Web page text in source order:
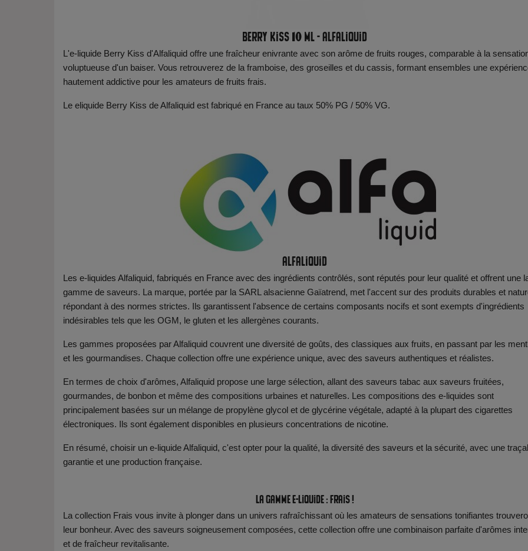
Berry Kiss 10 ml - Alfaliquid
L'e-liquide Berry Kiss d'Alfaliquid offre une fraîcheur enivrante avec son arôme de fruits rouges, comparable à la
voluptueuse d'un baiser. Vous retrouverez de la framboise, des groseilles et du cassis, formant ensembles une
hautement addictive pour les amateurs de fruits frais.
Le eliquide Berry Kiss de Alfaliquid est fabriqué en France au taux 50% PG / 50% VG.
Alfaliquid
Les e-liquides Alfaliquid, fabriqués en France avec des ingrédients contrôlés, sont réputés pour leur qualité et offrent une
gamme de saveurs. La marque, portée par la SARL alsacienne Gaïatrend, met l'accent sur des produits durables et
répondant à des normes strictes. Ils garantissent l'absence de certains composants nocifs et sont exempts d'ingrédients
indésirables tels que les OGM, le gluten et les allergènes courants.
Les gammes proposées par Alfaliquid couvrent une diversité de goûts, des classiques aux fruits, en passant par les
et les gourmandises. Chaque collection offre une expérience unique, avec des saveurs authentiques et réalistes.
En termes de choix d'arômes, Alfaliquid propose une large sélection, allant des saveurs tabac aux saveurs fruitées,
gourmandes, de bonbon et même des compositions urbaines et naturelles. Les compositions des e-liquides sont
principalement basées sur un mélange de propylène glycol et de glycérine végétale, adapté à la plupart des cigarettes
électroniques. Ils sont également disponibles en plusieurs concentrations de nicotine.
En résumé, choisir un e-liquide Alfaliquid, c'est opter pour la qualité, la diversité des saveurs et la sécurité, avec une
garantie et une production française.
La gamme e-liquide : Frais !
La collection Frais vous invite à plonger dans un univers rafraîchissant où les amateurs de sensations tonifiantes
leur bonheur. Avec des saveurs soigneusement composées, cette collection offre une combinaison parfaite d'arômes
et de fraîcheur revitalisante.